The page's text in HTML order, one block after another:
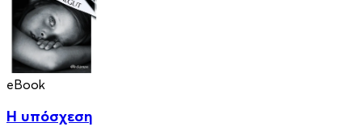
eBook
Η υπόσχεση